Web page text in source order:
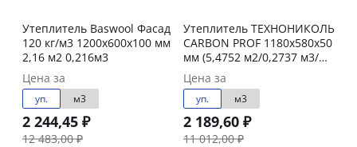
Утеплитель Baswool Фасад
120 кг/м3 1200х600х100 мм
2,16 м2 0,216м3
Цена за
уп. м3
2 244,45 ₽
12 483,00 ₽
Утеплитель ТЕХНОНИКОЛЬ
CARBON PROF 1180х580х50
мм (5,4752 м2/0,2737 м3/
уп.)
Цена за
уп. м3
2 189,60 ₽
11 012,00 ₽